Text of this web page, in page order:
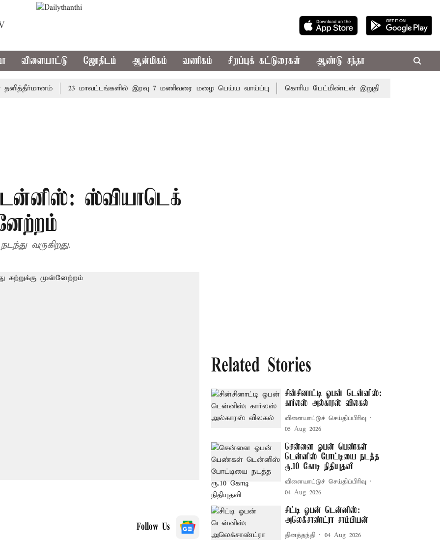
விளையாட்டு ஜோதிடம் ஆன்மிகம் வணிகம் சிறப்புக் கட்டுரைகள் ஆண்டு சந்தா
23 மாவட்டங்களில் இரவு 7 மணிவரை மழை பெய்ய வாய்ப்பு கொரிய பேட்மிண்டன் இறுதி போட்டி; இந்திய
ஸ்வியாடெக்
வருகிறது.
Follow Us
Related Stories
சின்சினாட்டி ஓபன் டென்னிஸ்:
கார்லஸ் அல்காரஸ் விலகல்
விளையாட்டுச் செய்திப்பிரிவு
05 Aug 2026
சென்னை ஓபன் பெண்கள்
டென்னிஸ் போட்டியை நடத்த
ரூ.10 கோடி நிதியுதவி
விளையாட்டுச் செய்திப்பிரிவு
04 Aug 2026
சிட்டி ஓபன் டென்னிஸ்:
அலெக்சாண்ட்ரா சாம்பியன்
தினத்தந்தி 04 Aug 2026